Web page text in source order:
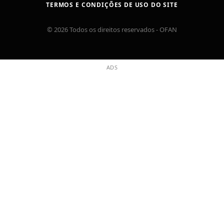
TERMOS E CONDIÇÕES DE USO DO SITE
© 2026 Todos os direitos reservados - OFAN
ADS